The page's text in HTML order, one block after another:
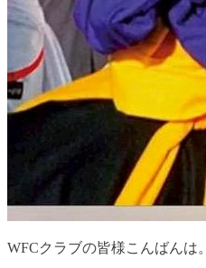
WFCクラブの皆様こんばんは。